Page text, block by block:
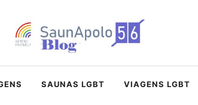
SAUNAS LGBT VIAGENS LGBT